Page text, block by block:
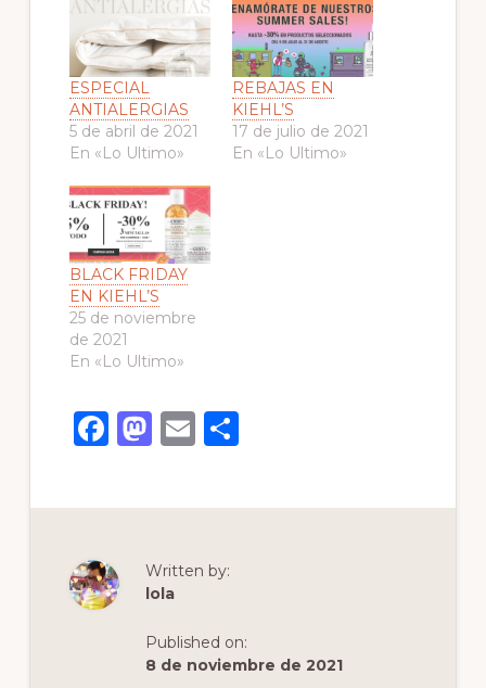
ESPECIAL
ANTIALERGIAS
5 de abril de 2021
En «Lo Ultimo»
REBAJAS EN
KIEHL’S
17 de julio de 2021
En «Lo Ultimo»
BLACK FRIDAY
EN KIEHL’S
25 de noviembre
de 2021
En «Lo Ultimo»
F
c
b
o
M
st
d
o
n
E
ai
C
m
r
Written by:
lola
Published on:
8 de noviembre de 2021